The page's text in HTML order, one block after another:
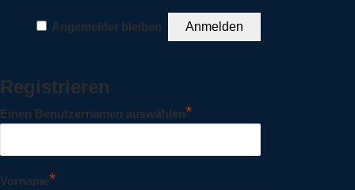
Angemeldet bleiben
Registrieren
Einen Benutzernamen auswählen*
Vorname*